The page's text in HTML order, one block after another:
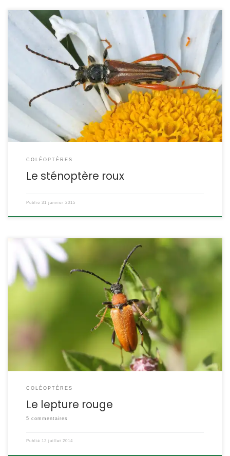
C’est un longicorne commun sur les ombelles d’apiacées ou les
fleurs d’asters et de marguerites. Ses élytres roux, effilés, son
abdomen rayé et ses longues antennes sont reconnaissables.
Stenopterus rufus POSITION SYSTÉMATIQUE : Insecte, Coléoptère
Famille des Cerambycidae ETYMOLOGIE : Stenopterus = aux ailes
étroites, et rufus = roux DESCRIPTION : Taille : entre 7 et […]
COLÉOPTÈRES
Le sténoptère roux
Publié 31 janvier 2015
Il existe plusieurs espèces de Cerambycidae que l’on a baptisées
« leptures ». Leur nom de genre a fait l’objet de plusieurs révisions :
Leptura, Corymbia, Stictoleptura etc. Celle-ci est rouge et
commune. Stictoleptura rubra (ex Leptura rubra, ex-Corymbia
rubra) POSITION SYSTÉMATIQUE : Insecte Coléoptère Famille des
Cerambycidae ETYMOLOGIE : Leptura = queue mince, et rubra =
COLÉOPTÈRES
Le lepture rouge
5 commentaires
Publié 12 juillet 2014